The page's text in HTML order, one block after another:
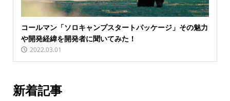
コールマン「ソロキャンプスタートパッケージ」その魅力
や開発経緯を開発者に聞いてみた！
2022.03.01
新着記事